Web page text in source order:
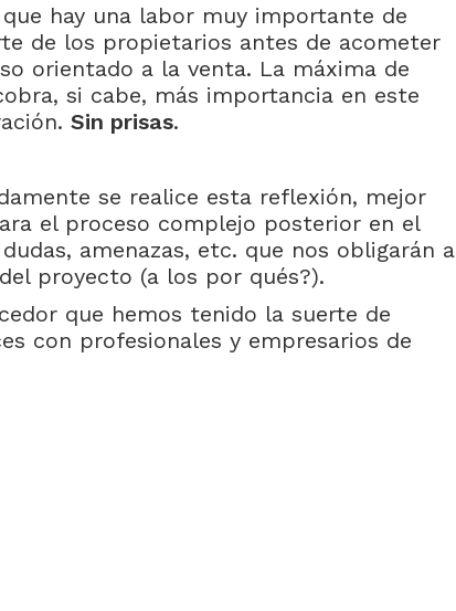
hay una labor muy importante de
de los propietarios antes de acometer
orientado a la venta. La máxima de
si cabe, más importancia en este
Sin prisas.
se realice esta reflexión, mejor
el proceso complejo posterior en el
amenazas, etc. que nos obligarán a
proyecto (a los por qués?).
que hemos tenido la suerte de
con profesionales y empresarios de